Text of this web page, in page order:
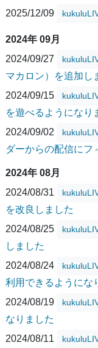
2025/12/09
2024年 09月
2024/09/27
マカロン）を追加し
2024/09/15
を遊べるようになり
2024/09/02
ダーからの配信にフ
2024年 08月
2024/08/31
を改良しました
2024/08/25
しました
2024/08/24
利用できるようにな
2024/08/19
なりました
2024/08/11